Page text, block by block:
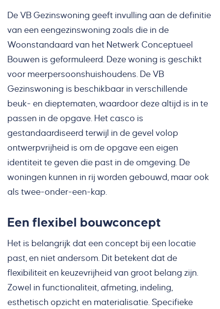
De VB Gezinswoning geeft invulling aan de definitie
van een eengezinswoning zoals die in de
Woonstandaard van het Netwerk Conceptueel
Bouwen is geformuleerd. Deze woning is geschikt
voor meerpersoonshuishoudens. De VB
Gezinswoning is beschikbaar in verschillende
beuk- en dieptematen, waardoor deze altijd is in te
passen in de opgave. Het casco is
gestandaardiseerd terwijl in de gevel volop
ontwerpvrijheid is om de opgave een eigen
identiteit te geven die past in de omgeving. De
woningen kunnen in rij worden gebouwd, maar ook
als twee-onder-een-kap.
Een flexibel bouwconcept
Het is belangrijk dat een concept bij een locatie
past, en niet andersom. Dit betekent dat de
flexibiliteit en keuzevrijheid van groot belang zijn.
Zowel in functionaliteit, afmeting, indeling,
esthetisch opzicht en materialisatie. Specifieke